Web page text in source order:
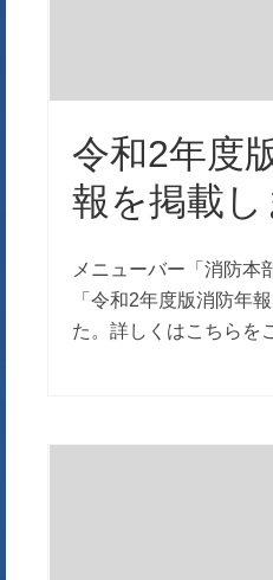
令和2年度
報を掲載し
メニューバー「消防本
「令和2年度版消防年
た。詳しくはこちらを